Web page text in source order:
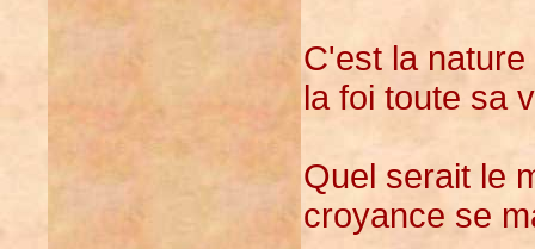
C'est la
la foi toute sa
Quel serait le
croyance se